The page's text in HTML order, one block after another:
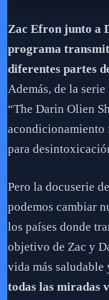
Zac Efron junto a
programa
diferentes partes
Además, de la
“The Darin Olien
acondicionamiento
para
Pero la docuserie
podemos cambiar
los países donde
objetivo de Zac y
vida más saludable
todas las miradas